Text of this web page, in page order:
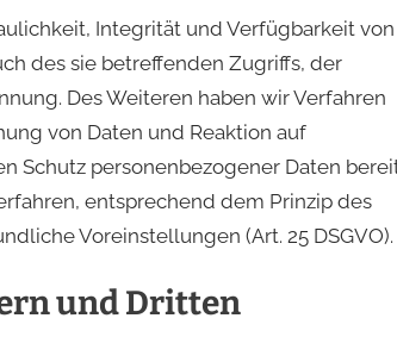
Integrität und Verfügbarkeit von
des sie betreffenden Zugriffs, der
Des Weiteren haben wir Verfahren
von Daten und Reaktion auf
Schutz personenbezogener Daten
entsprechend dem Prinzip des
Voreinstellungen (Art. 25 DSGVO).
und Dritten